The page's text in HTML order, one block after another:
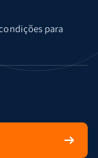
para